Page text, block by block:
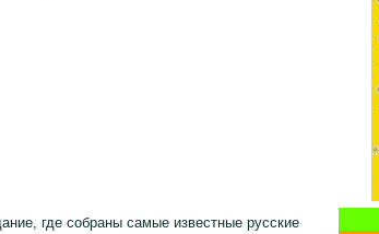
где собраны самые известные русские